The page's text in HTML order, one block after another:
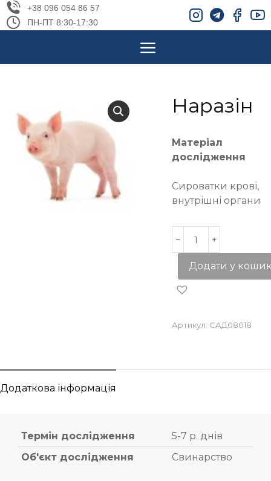
+38 096 054 86 57
ПН-ПТ 8:30-17:30
Наразін
Матеріал
дослідження
Сироватки крові,
внутрішні органи
Додати у
Артикул: САД08018
Додаткова інформація
Термін дослідження
5-7 р. днів
Об'єкт дослідження
Свинарство